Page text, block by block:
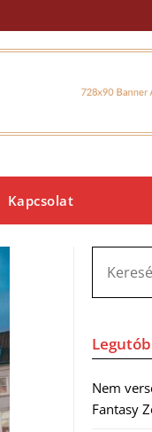
Kapcsolat
Nem
Fantasy